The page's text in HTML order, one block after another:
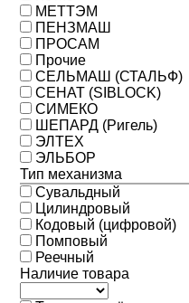
МЕТТЭМ
ПЕНЗМАШ
ПРОСАМ
Прочие
СЕЛЬМАШ (СТАЛЬФ)
СЕНАТ (SIBLOCK)
СИМЕКО
ШЕПАРД (Ригель)
ЭЛТЕХ
ЭЛЬБОР
Тип механизма
Сувальдный
Цилиндровый
Кодовый (цифровой)
Помповый
Реечный
Наличие товара